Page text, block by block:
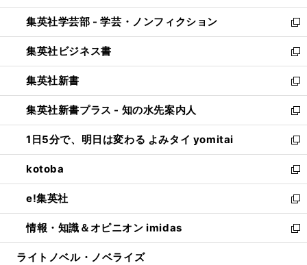
開
く
ウ
で
開
く
ン
ド
ウ
で
開
く
ウ
ィ
ン
ド
ウ
で
開
く
集英社学芸部 - 学芸・ノンフィクション
新
し
い
ウ
ィ
ン
ド
ウ
で
開
く
集英社ビジネス書
新
し
い
ウ
ィ
ン
ド
ウ
で
開
く
集英社新書
新
し
い
ウ
ィ
ン
ド
ウ
で
開
く
集英社新書プラス - 知の水先案内人
新
し
い
ウ
ィ
ン
ド
ウ
で
開
1日5分で、明日は変わる よみタイ yomitai
新
し
い
ウ
ィ
ン
ド
ウ
kotoba
新
し
い
ウ
ィ
ン
e!集英社
新
し
い
ウ
情報・知識＆オピニオン imidas
新
し
ライトノベル・ノベライズ